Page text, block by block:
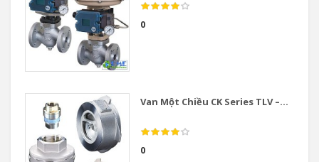
0
Van Một Chiều CK Series TLV –...
0